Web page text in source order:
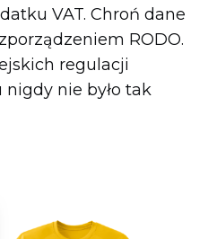
VAT. Chroń dane
RODO.
regulacji
nigdy nie było tak